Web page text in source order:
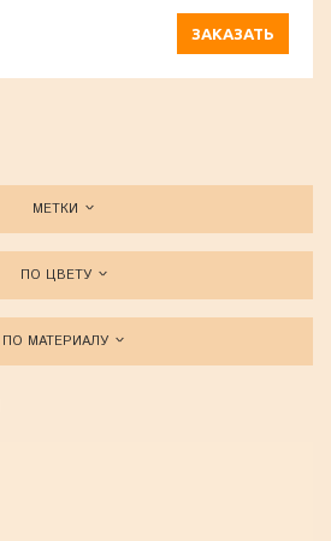
ЗАКАЗАТЬ
МЕТКИ
ПО ЦВЕТУ
ПО МАТЕРИАЛУ